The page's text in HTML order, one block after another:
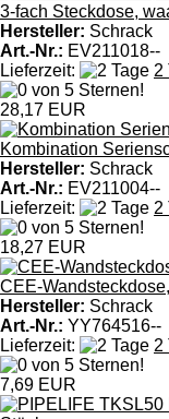
3-fach Steckdose,
Hersteller: Schrack
Art.-Nr.: EV211018--
Lieferzeit:
2
28,17 EUR
Kombination
Hersteller: Schrack
Art.-Nr.: EV211004--
Lieferzeit:
2
18,27 EUR
CEE-
Hersteller: Schrack
Art.-Nr.: YY764516--
Lieferzeit:
2
7,69 EUR